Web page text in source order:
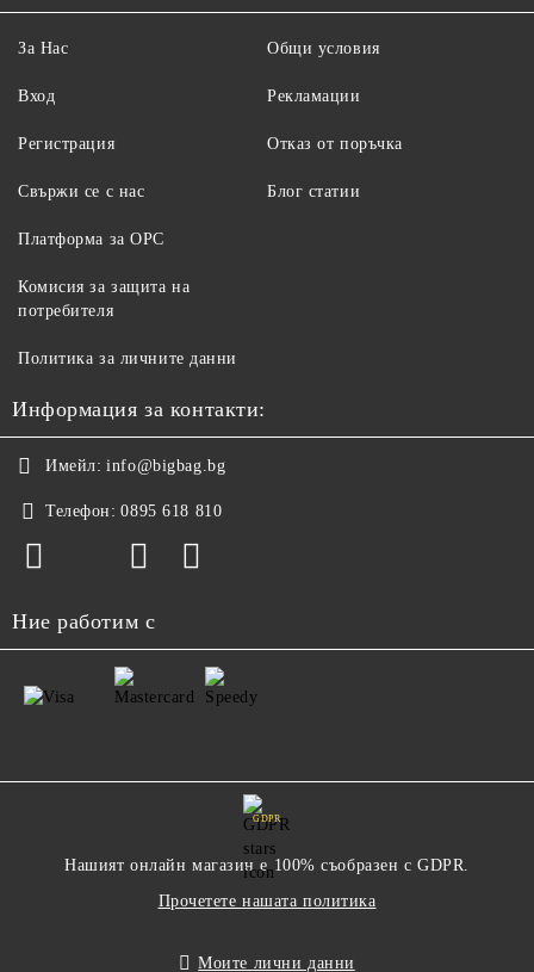
За Нас
Вход
Регистрация
Свържи се с нас
Общи условия
Рекламации
Отказ от поръчка
Блог статии
Платформа за ОРС
Комисия за защита на
потребителя
Политика за личните данни
Информация за контакти:
Имейл: info@bigbag.bg
Телефон: 0895 618 810
Ние работим с
GDPR
Нашият онлайн магазин е 100% съобразен с GDPR.
Прочетете нашата политика
Моите лични данни